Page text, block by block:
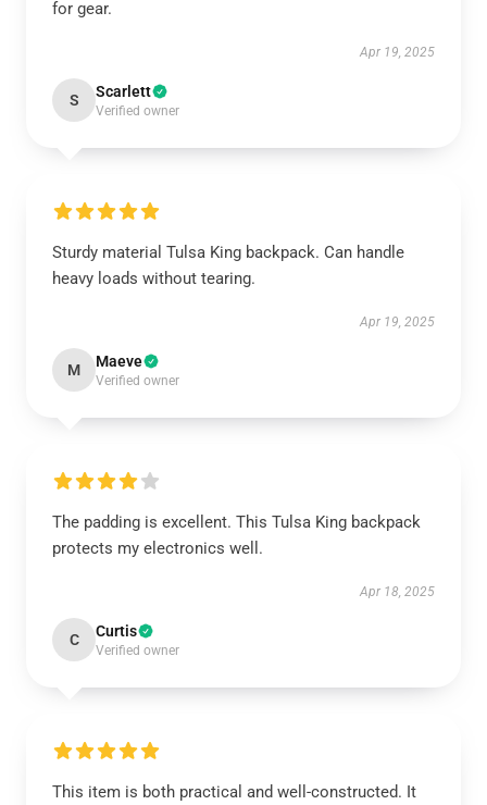
for gear.
Apr 19, 2025
S Scarlett
Verified owner
Sturdy material Tulsa King backpack. Can handle
heavy loads without tearing.
Apr 19, 2025
M Maeve
Verified owner
The padding is excellent. This Tulsa King backpack
protects my electronics well.
Apr 18, 2025
C Curtis
Verified owner
This item is both practical and well-constructed. It